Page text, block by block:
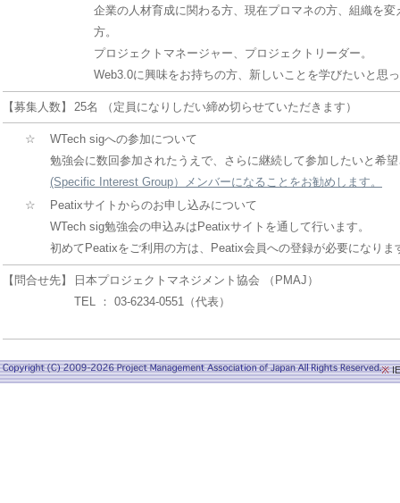
企業の人材育成に関わる方、現在プロマネの方、組織を
方。
プロジェクトマネージャー、プロジェクトリーダー。
Web3.0に興味をお持ちの方、新しいことを学びたいと思
【募集人数】 25名 （定員になりしだい締め切らせていただきます）
☆
WTech sigへの参加について
勉強会に数回参加されたうえで、さらに継続して参加したいと希
(Specific Interest Group）メンバーになることをお勧めします。
☆
Peatixサイトからのお申し込みについて
WTech sig勉強会の申込みはPeatixサイトを通して行います。
初めてPeatixをご利用の方は、Peatix会員への登録が必要になりま
【問合せ先】
日本プロジェクトマネジメント協会 （PMAJ）
TEL ： 03-6234-0551（代表）
※